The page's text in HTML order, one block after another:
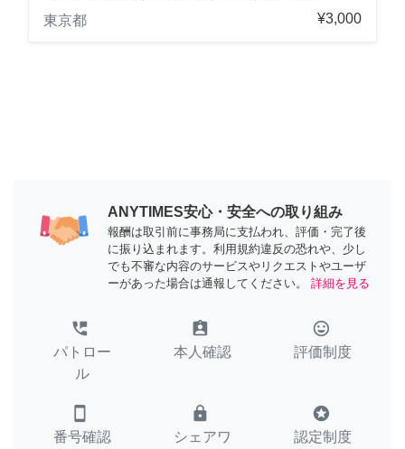
東京都
¥3,000
ANYTIMES安心・安全への取り組み
報酬は取引前に事務局に支払われ、評価・完了後
に振り込まれます。利用規約違反の恐れや、少し
でも不審な内容のサービスやリクエストやユーザ
ーがあった場合は通報してください。
詳細を見る
perm_phone_msg
パトロー
ル
assignment_ind
本人確認
tag_faces
評価制度
smartphone
番号確認
lock
シェアワ
stars
認定制度